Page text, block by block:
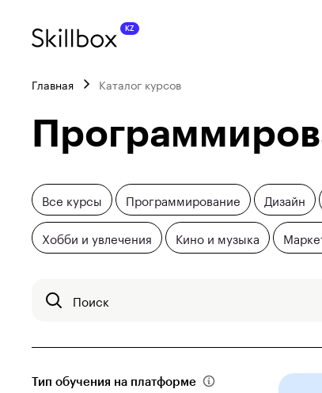
Главная Каталог курсов
Все курсы Программирование Дизайн
Хобби и увлечения
Кино и музыка
Поиск
Тип обучения на платформе